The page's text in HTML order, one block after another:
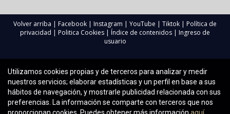
Volver arriba | Facebook | Instagram | YouTube | Tiktok | Política de
privacidad | Politica Cookies | Índice de contenidos | Ingreso de
usuario
Utilizamos cookies propias y de terceros para analizar y medir
nuestros servicios; elaborar estadísticas y un perfil en base a sus
hábitos de navegación, y mostrarle publicidad relacionada con sus
preferencias. La información se comparte con terceros que nos